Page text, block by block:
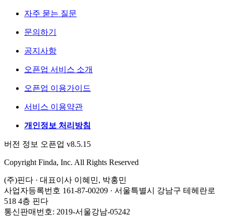
자주 묻는 질문
문의하기
공지사항
오픈업 서비스 소개
오픈업 이용가이드
서비스 이용약관
개인정보 처리방침
버전 정보 오픈업 v8.5.15
Copyright Finda, Inc. All Rights Reserved
(주)핀다 · 대표이사 이혜민, 박홍민
사업자등록번호 161-87-00209 · 서울특별시 강남구 테헤란로
518 4층 핀다
통신판매번호: 2019-서울강남-05242